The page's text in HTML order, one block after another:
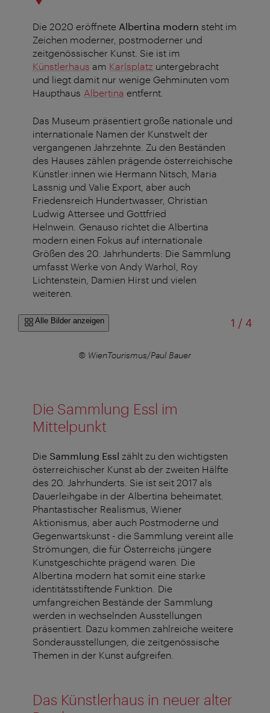
Die 2020 eröffnete Albertina modern steht im
Zeichen moderner, postmoderner und
zeitgenössischer Kunst. Sie ist im
Künstlerhaus am Karlsplatz untergebracht
und liegt damit nur wenige Gehminuten vom
Haupthaus Albertina entfernt.
Das Museum präsentiert große nationale und
internationale Namen der Kunstwelt der
vergangenen Jahrzehnte. Zu den Beständen
des Hauses zählen prägende österreichische
Künstler:innen wie Hermann Nitsch, Maria
Lassnig und Valie Export, aber auch
Friedensreich Hundertwasser, Christian
Ludwig Attersee und Gottfried
Helnwein. Genauso richtet die Albertina
modern einen Fokus auf internationale
Größen des 20. Jahrhunderts: Die Sammlung
umfasst Werke von Andy Warhol, Roy
Lichtenstein, Damien Hirst und vielen
weiteren.
Alle Bilder anzeigen 1 /von
4
© WienTourismus/Paul Bauer
Die Sammlung Essl im
Mittelpunkt
Die Sammlung Essl zählt zu den wichtigsten
österreichischer Kunst ab der zweiten Hälfte
des 20. Jahrhunderts. Sie ist seit 2017 als
Dauerleihgabe in der Albertina beheimatet.
Phantastischer Realismus, Wiener
Aktionismus, aber auch Postmoderne und
Gegenwartskunst - die Sammlung vereint alle
Strömungen, die für Österreichs jüngere
Kunstgeschichte prägend waren. Die
Albertina modern hat somit eine starke
identitätsstiftende Funktion. Die
umfangreichen Bestände der Sammlung
werden in wechselnden Ausstellungen
präsentiert. Dazu kommen zahlreiche weitere
Sonderausstellungen, die zeitgenössische
Themen in der Kunst aufgreifen.
Das Künstlerhaus in neuer alter